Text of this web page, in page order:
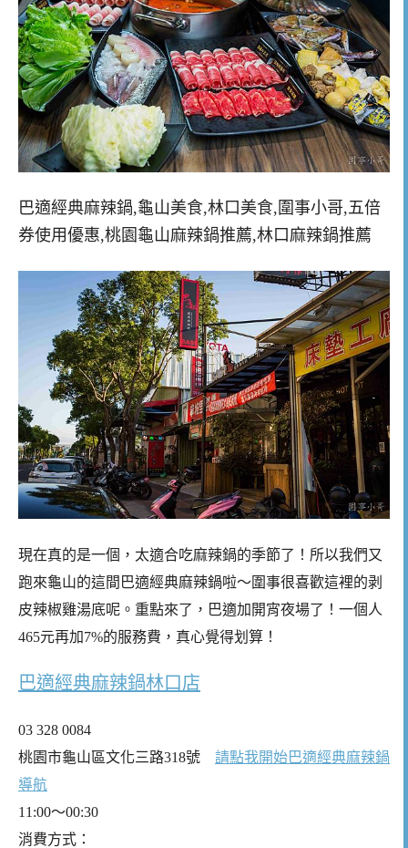
巴適經典麻辣鍋,龜山美食,林口美食,圍事小哥,五倍
券使用優惠,桃園龜山麻辣鍋推薦,林口麻辣鍋推薦
現在真的是一個，太適合吃麻辣鍋的季節了！所以我們又
跑來龜山的這間巴適經典麻辣鍋啦～圍事很喜歡這裡的剥
皮辣椒雞湯底呢。重點來了，巴適加開宵夜場了！一個人
465元再加7%的服務費，真心覺得划算！
巴適經典麻辣鍋林口店
03 328 0084
桃園市龜山區文化三路318號 請點我開始巴適經典麻辣鍋
導航
11:00～00:30
消費方式：